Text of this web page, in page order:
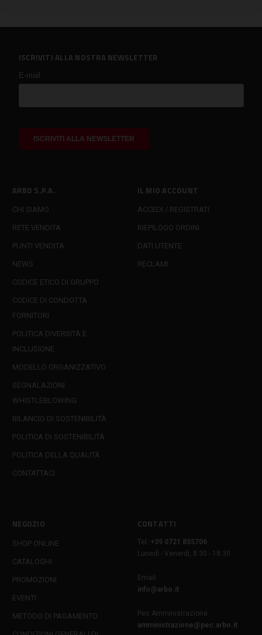
ARBO S.P.A.
CHI SIAMO
RETE VENDITA
PUNTI VENDITA
NEWS
CODICE ETICO DI GRUPPO
CODICE DI CONDOTTA
FORNITORI
POLITICA DIVERSITÀ E
INCLUSIONE
MODELLO ORGANIZZATIVO
SEGNALAZIONI
WHISTLEBLOWING
BILANCIO DI SOSTENIBILITÀ
POLITICA DI SOSTENIBILITÀ
POLITICA DELLA QUALITÀ
CONTATTACI
IL MIO ACCOUNT
ACCEDI / REGISTRATI
RIEPILOGO ORDINI
DATI UTENTE
RECLAMI
NEGOZIO
SHOP ONLINE
CATALOGHI
PROMOZIONI
EVENTI
METODO DI PAGAMENTO
CONTATTI
Tel:
+39 0721 855706
Lunedì - Venerdì, 8:30 - 18:30
Email:
info@arbo.it
Pec Amministrazione:
amministrazione@pec.arbo.it
ISCRIVITI ALLA NOSTRA NEWSLETTER